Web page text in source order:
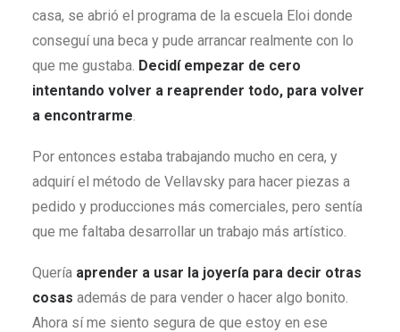
casa, se abrió el programa de la escuela Eloi donde
conseguí una beca y pude arrancar realmente con lo
que me gustaba. Decidí empezar de cero
intentando volver a reaprender todo, para volver
a encontrarme.
Por entonces estaba trabajando mucho en cera, y
adquirí el método de Vellavsky para hacer piezas a
pedido y producciones más comerciales, pero sentía
que me faltaba desarrollar un trabajo más artístico.
Quería aprender a usar la joyería para decir otras
cosas además de para vender o hacer algo bonito.
Ahora sí me siento segura de que estoy en ese